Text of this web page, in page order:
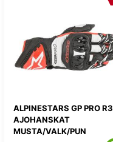
ALPINESTARS GP PRO R3
AJOHANSKAT
MUSTA/VALK/PUN